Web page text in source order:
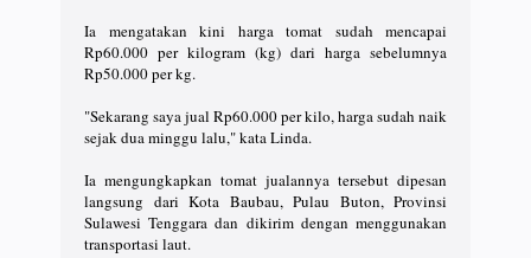
Ia mengatakan kini harga tomat sudah mencapai
Rp60.000 per kilogram (kg) dari harga sebelumnya
Rp50.000 per kg.
"Sekarang saya jual Rp60.000 per kilo, harga sudah naik
sejak dua minggu lalu," kata Linda.
Ia mengungkapkan tomat jualannya tersebut dipesan
langsung dari Kota Baubau, Pulau Buton, Provinsi
Sulawesi Tenggara dan dikirim dengan menggunakan
transportasi laut.